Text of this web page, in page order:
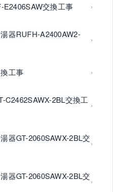
E2406SAW交換工事
器RUFH-A2400AW2-
工事
C2462SAWX-2BL交換工
器GT-2060SAWX-2BL交
器GT-2060SAWX-2BL交